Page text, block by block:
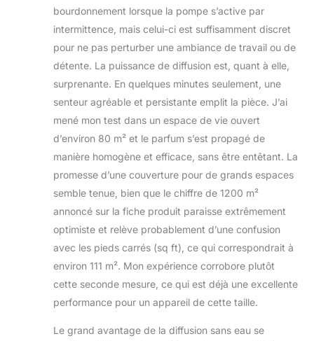
moderne pour la
maison et le bureau
et minimaliste se
fond dans
n'importe quel
décor, tandis que le
fonctionnement
ultra-silencieux
assure un
environnement
paisible. Parfait
pour une utilisation
dans les chambres,
les salons, les
espaces de spa ou
les environnements
bourdonnement lorsque la pompe s’active par
intermittence, mais celui-ci est suffisamment discret
pour ne pas perturber une ambiance de travail ou de
détente. La puissance de diffusion est, quant à elle,
surprenante. En quelques minutes seulement, une
senteur agréable et persistante emplit la pièce. J’ai
mené mon test dans un espace de vie ouvert
d’environ 80 m² et le parfum s’est propagé de
manière homogène et efficace, sans être entêtant. La
promesse d’une couverture pour de grands espaces
semble tenue, bien que le chiffre de 1200 m²
annoncé sur la fiche produit paraisse extrêmement
optimiste et relève probablement d’une confusion
avec les pieds carrés (sq ft), ce qui correspondrait à
environ 111 m². Mon expérience corrobore plutôt
cette seconde mesure, ce qui est déjà une excellente
performance pour un appareil de cette taille.
Le grand avantage de la diffusion sans eau se